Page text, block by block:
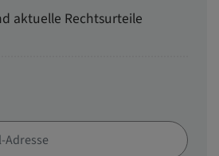
aktuelle Rechtsurteile